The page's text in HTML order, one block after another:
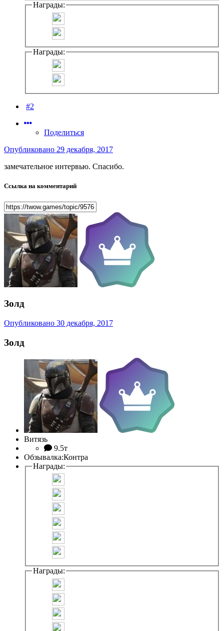
Награды:
Награды:
#2
Поделиться
Опубликовано 29 декабря, 2017
замечательное интервью. Спасибо.
Ссылка на комментарий
Золд
Опубликовано 30 декабря, 2017
Золд
Витязь
9.5т
Обзывалка:Контра
Награды:
Награды: